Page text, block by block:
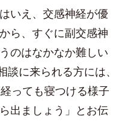
いえ、交感神経が優
ら、すぐに副交感神
のはなかなか難しい
に来られる方には、
っても寝つける様子
出ましょう」とお伝